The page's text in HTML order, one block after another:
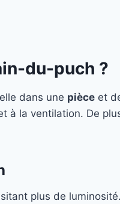
du-puch ?
dans une pièce et
à la ventilation. De
plus de luminosité.